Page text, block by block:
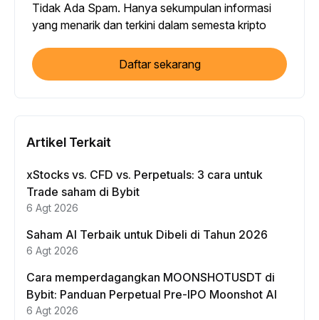
Tidak Ada Spam. Hanya sekumpulan informasi
yang menarik dan terkini dalam semesta kripto
Daftar sekarang
Artikel Terkait
xStocks vs. CFD vs. Perpetuals: 3 cara untuk
Trade saham di Bybit
6 Agt 2026
Saham AI Terbaik untuk Dibeli di Tahun 2026
6 Agt 2026
Cara memperdagangkan MOONSHOTUSDT di
Bybit: Panduan Perpetual Pre-IPO Moonshot AI
6 Agt 2026